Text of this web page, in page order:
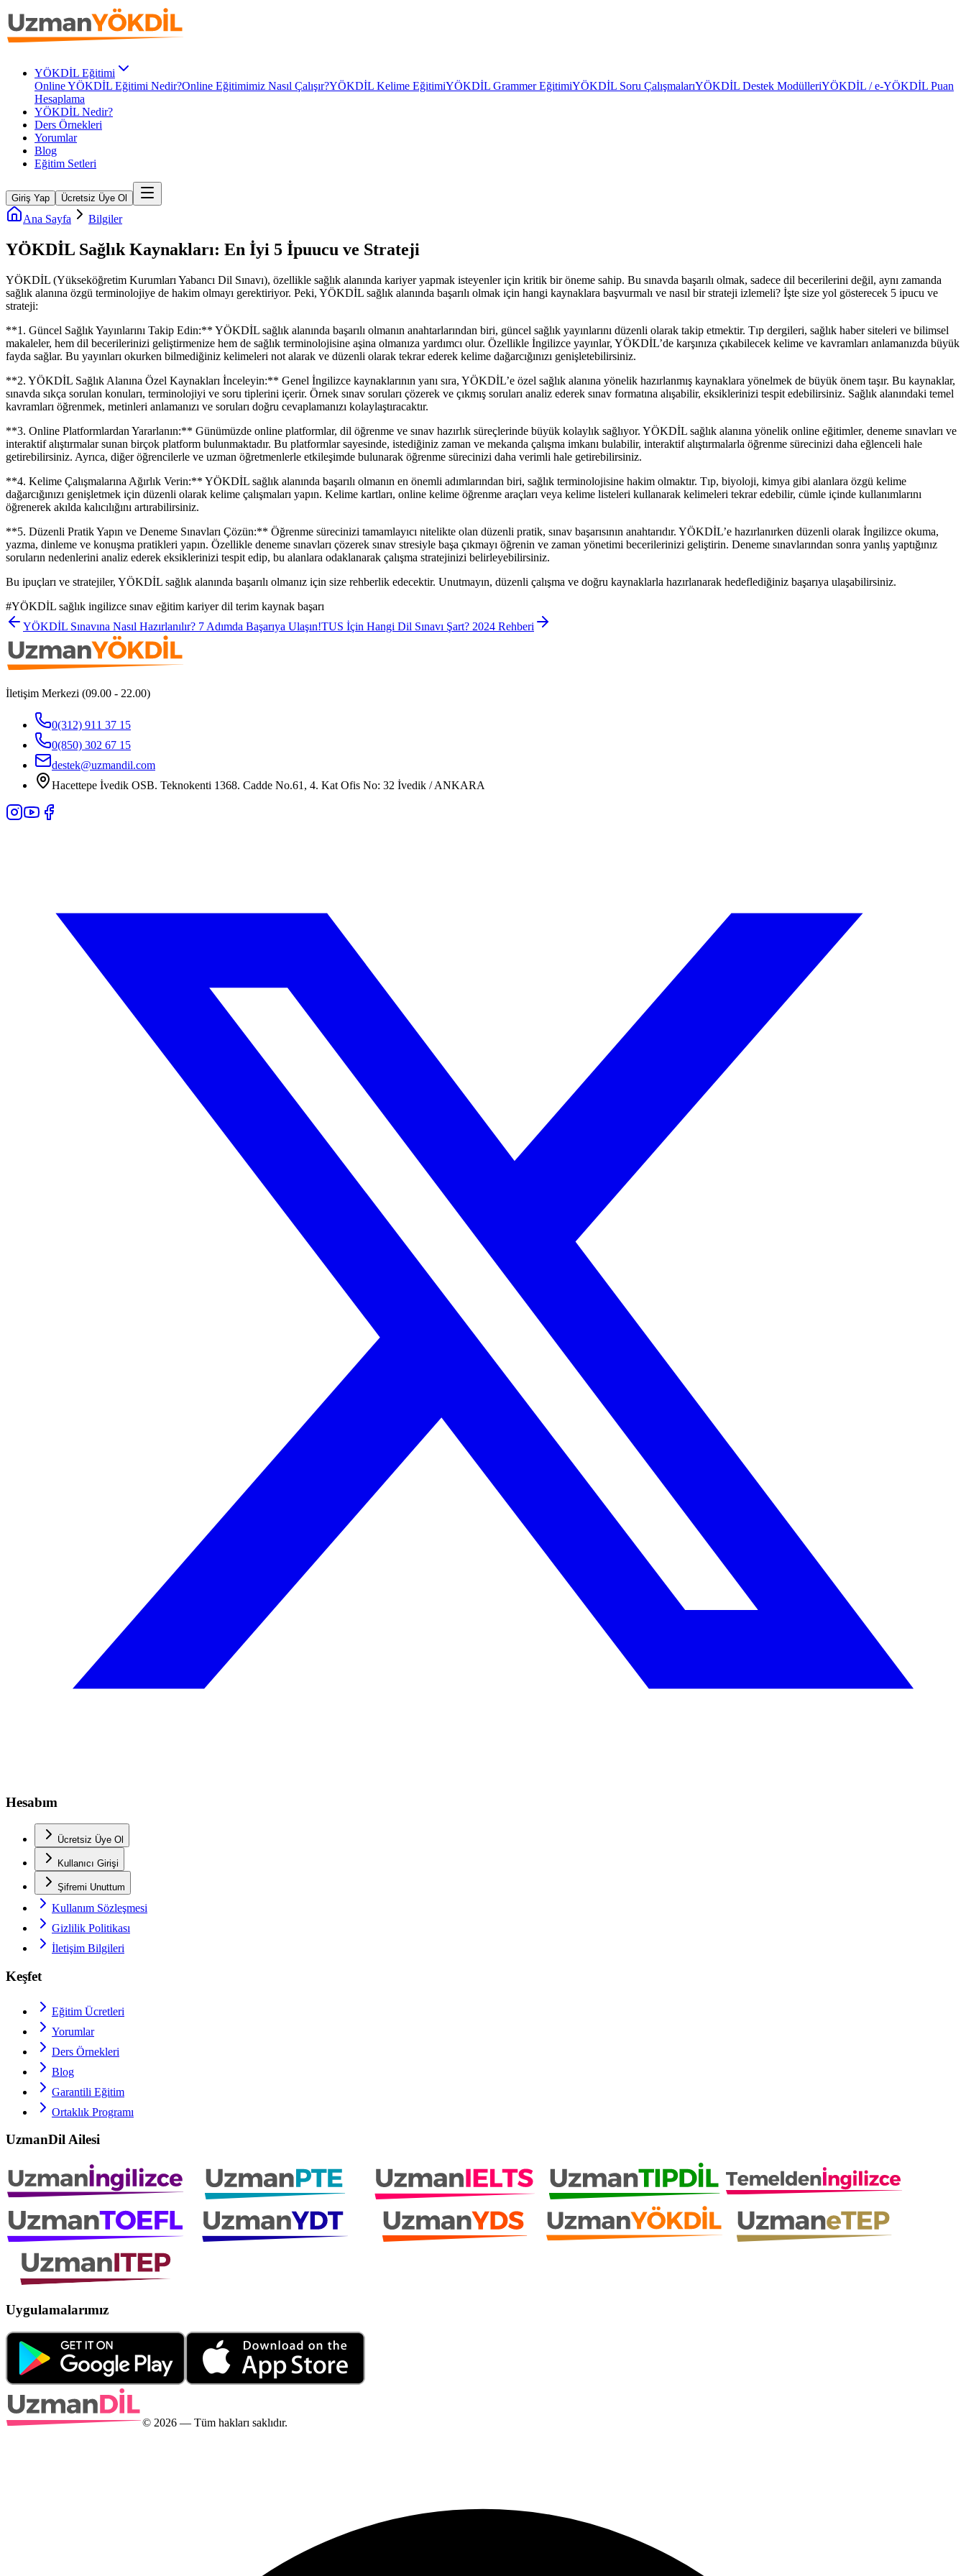
YÖKDİL Eğitimi
Online YÖKDİL Eğitimi Nedir?Online Eğitimimiz Nasıl Çalışır?YÖKDİL Kelime EğitimiYÖKDİL Grammer EğitimiYÖKDİL Soru ÇalışmalarıYÖKDİL Destek ModülleriYÖKDİL / e-YÖKDİL Puan
Hesaplama
YÖKDİL Nedir?
Ders Örnekleri
Yorumlar
Blog
Eğitim Setleri
Giriş Yap Ücretsiz Üye Ol
Ana Sayfa Bilgiler
YÖKDİL Sağlık Kaynakları: En İyi 5 İpuucu ve Strateji
YÖKDİL (Yükseköğretim Kurumları Yabancı Dil Sınavı), özellikle sağlık alanında kariyer yapmak isteyenler için kritik bir öneme sahip. Bu sınavda başarılı olmak, sadece dil becerilerini değil, aynı zamanda
sağlık alanına özgü terminolojiye de hakim olmayı gerektiriyor. Peki, YÖKDİL sağlık alanında başarılı olmak için hangi kaynaklara başvurmalı ve nasıl bir strateji izlemeli? İşte size yol gösterecek 5 ipucu ve
strateji:
**1. Güncel Sağlık Yayınlarını Takip Edin:** YÖKDİL sağlık alanında başarılı olmanın anahtarlarından biri, güncel sağlık yayınlarını düzenli olarak takip etmektir. Tıp dergileri, sağlık haber siteleri ve bilimsel
makaleler, hem dil becerilerinizi geliştirmenize hem de sağlık terminolojisine aşina olmanıza yardımcı olur. Özellikle İngilizce yayınlar, YÖKDİL’de karşınıza çıkabilecek kelime ve kavramları anlamanızda büyük
fayda sağlar. Bu yayınları okurken bilmediğiniz kelimeleri not alarak ve düzenli olarak tekrar ederek kelime dağarcığınızı genişletebilirsiniz.
**2. YÖKDİL Sağlık Alanına Özel Kaynakları İnceleyin:** Genel İngilizce kaynaklarının yanı sıra, YÖKDİL’e özel sağlık alanına yönelik hazırlanmış kaynaklara yönelmek de büyük önem taşır. Bu kaynaklar,
sınavda sıkça sorulan konuları, terminolojiyi ve soru tiplerini içerir. Örnek sınav soruları çözerek ve çıkmış soruları analiz ederek sınav formatına alışabilir, eksiklerinizi tespit edebilirsiniz. Sağlık alanındaki temel
kavramları öğrenmek, metinleri anlamanızı ve soruları doğru cevaplamanızı kolaylaştıracaktır.
**3. Online Platformlardan Yararlanın:** Günümüzde online platformlar, dil öğrenme ve sınav hazırlık süreçlerinde büyük kolaylık sağlıyor. YÖKDİL sağlık alanına yönelik online eğitimler, deneme sınavları ve
interaktif alıştırmalar sunan birçok platform bulunmaktadır. Bu platformlar sayesinde, istediğiniz zaman ve mekanda çalışma imkanı bulabilir, interaktif alıştırmalarla öğrenme sürecinizi daha eğlenceli hale
getirebilirsiniz. Ayrıca, diğer öğrencilerle ve uzman öğretmenlerle etkileşimde bulunarak öğrenme sürecinizi daha verimli hale getirebilirsiniz.
**4. Kelime Çalışmalarına Ağırlık Verin:** YÖKDİL sağlık alanında başarılı olmanın en önemli adımlarından biri, sağlık terminolojisine hakim olmaktır. Tıp, biyoloji, kimya gibi alanlara özgü kelime
dağarcığınızı genişletmek için düzenli olarak kelime çalışmaları yapın. Kelime kartları, online kelime öğrenme araçları veya kelime listeleri kullanarak kelimeleri tekrar edebilir, cümle içinde kullanımlarını
öğrenerek akılda kalıcılığını artırabilirsiniz.
**5. Düzenli Pratik Yapın ve Deneme Sınavları Çözün:** Öğrenme sürecinizi tamamlayıcı nitelikte olan düzenli pratik, sınav başarısının anahtarıdır. YÖKDİL’e hazırlanırken düzenli olarak İngilizce okuma,
yazma, dinleme ve konuşma pratikleri yapın. Özellikle deneme sınavları çözerek sınav stresiyle başa çıkmayı öğrenin ve zaman yönetimi becerilerinizi geliştirin. Deneme sınavlarından sonra yanlış yaptığınız
soruların nedenlerini analiz ederek eksiklerinizi tespit edip, bu alanlara odaklanarak çalışma stratejinizi belirleyebilirsiniz.
Bu ipuçları ve stratejiler, YÖKDİL sağlık alanında başarılı olmanız için size rehberlik edecektir. Unutmayın, düzenli çalışma ve doğru kaynaklarla hazırlanarak hedeflediğiniz başarıya ulaşabilirsiniz.
#YÖKDİL sağlık ingilizce sınav eğitim kariyer dil terim kaynak başarı
YÖKDİL Sınavına Nasıl Hazırlanılır? 7 Adımda Başarıya Ulaşın!TUS İçin Hangi Dil Sınavı Şart? 2024 Rehberi
İletişim Merkezi (09.00 - 22.00)
0(312) 911 37 15
0(850) 302 67 15
destek@uzmandil.com
Hacettepe İvedik OSB. Teknokenti 1368. Cadde No.61, 4. Kat Ofis No: 32 İvedik / ANKARA
Hesabım
Ücretsiz Üye Ol
Kullanıcı Girişi
Şifremi Unuttum
Kullanım Sözleşmesi
Gizlilik Politikası
İletişim Bilgileri
Keşfet
Eğitim Ücretleri
Yorumlar
Ders Örnekleri
Blog
Garantili Eğitim
Ortaklık Programı
UzmanDil Ailesi
Uygulamalarımız
© 2026 — Tüm hakları saklıdır.